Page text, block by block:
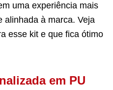
uma experiência mais
alinhada à marca. Veja
esse kit e que fica ótimo
em PU